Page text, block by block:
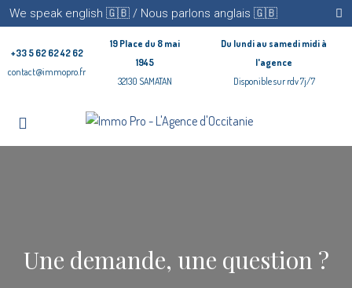
We speak english 🇬🇧 / Nous parlons anglais 🇬🇧
+33 5 62 62 42 62
contact@immopro.fr
19 Place du 8 mai
1945
32130 SAMATAN
Du lundi au samedi midi à
l'agence
Disponible sur rdv 7j/7
Une demande, une question ?